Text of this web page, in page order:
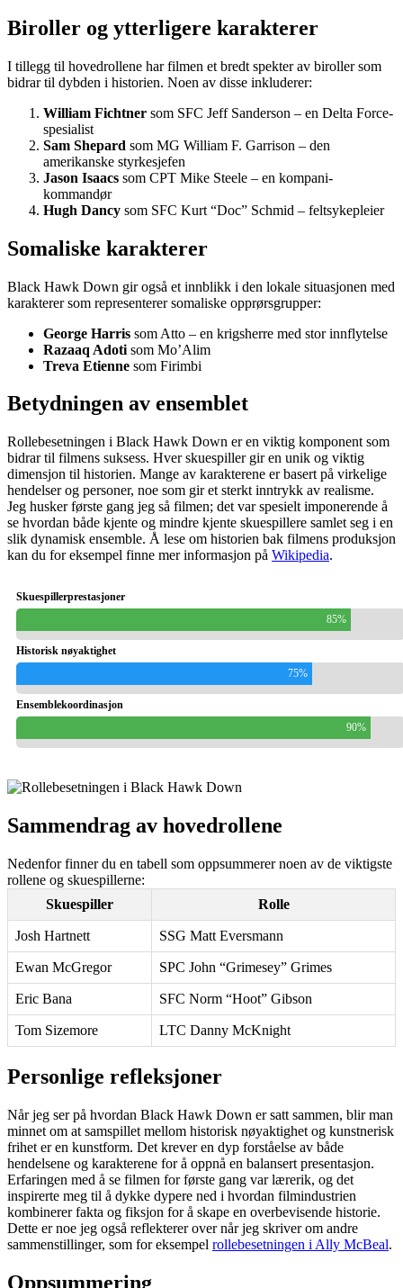
Biroller og ytterligere karakterer
I tillegg til hovedrollene har filmen et bredt spekter av biroller som
bidrar til dybden i historien. Noen av disse inkluderer:
William Fichtner som SFC Jeff Sanderson – en Delta Force-
spesialist
Sam Shepard som MG William F. Garrison – den
amerikanske styrkesjefen
Jason Isaacs som CPT Mike Steele – en kompani-
kommandør
Hugh Dancy som SFC Kurt “Doc” Schmid – feltsykepleier
Somaliske karakterer
Black Hawk Down gir også et innblikk i den lokale situasjonen med
karakterer som representerer somaliske opprørsgrupper:
George Harris som Atto – en krigsherre med stor innflytelse
Razaaq Adoti som Mo’Alim
Treva Etienne som Firimbi
Betydningen av ensemblet
Rollebesetningen i Black Hawk Down er en viktig komponent som
bidrar til filmens suksess. Hver skuespiller gir en unik og viktig
dimensjon til historien. Mange av karakterene er basert på virkelige
hendelser og personer, noe som gir et sterkt inntrykk av realisme.
Jeg husker første gang jeg så filmen; det var spesielt imponerende å
se hvordan både kjente og mindre kjente skuespillere samlet seg i en
slik dynamisk ensemble. Å lese om historien bak filmens produksjon
kan du for eksempel finne mer informasjon på Wikipedia.
Skuespillerprestasjoner
85%
Historisk nøyaktighet
75%
Ensemblekoordinasjon
90%
Sammendrag av hovedrollene
Nedenfor finner du en tabell som oppsummerer noen av de viktigste
rollene og skuespillerne:
Skuespiller
Rolle
Josh Hartnett SSG Matt Eversmann
Ewan McGregor SPC John “Grimesey” Grimes
Eric Bana SFC Norm “Hoot” Gibson
Tom Sizemore LTC Danny McKnight
Personlige refleksjoner
Når jeg ser på hvordan Black Hawk Down er satt sammen, blir man
minnet om at samspillet mellom historisk nøyaktighet og kunstnerisk
frihet er en kunstform. Det krever en dyp forståelse av både
hendelsene og karakterene for å oppnå en balansert presentasjon.
Erfaringen med å se filmen for første gang var lærerik, og det
inspirerte meg til å dykke dypere ned i hvordan filmindustrien
kombinerer fakta og fiksjon for å skape en overbevisende historie.
Dette er noe jeg også reflekterer over når jeg skriver om andre
sammenstillinger, som for eksempel rollebesetningen i Ally McBeal.
Oppsummering